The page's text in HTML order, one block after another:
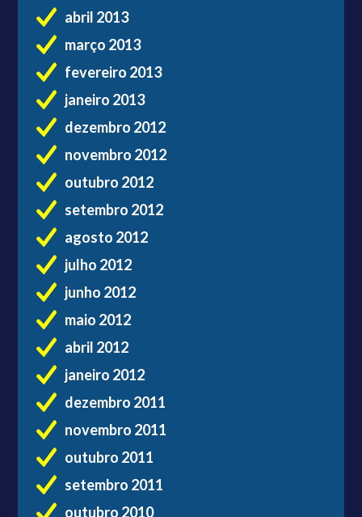
abril 2013
março 2013
fevereiro 2013
janeiro 2013
dezembro 2012
novembro 2012
outubro 2012
setembro 2012
agosto 2012
julho 2012
junho 2012
maio 2012
abril 2012
janeiro 2012
dezembro 2011
novembro 2011
outubro 2011
setembro 2011
outubro 2010